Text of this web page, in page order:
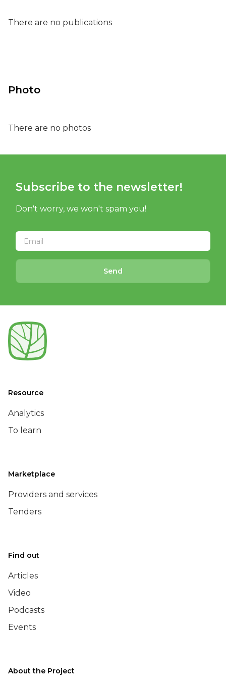
There are no publications
Photo
There are no photos
Subscribe to the newsletter!
Don't worry, we won't spam you!
Send
Resource
Analytics
To learn
Marketplace
Providers and services
Tenders
Find out
Articles
Video
Podcasts
Events
About the Project